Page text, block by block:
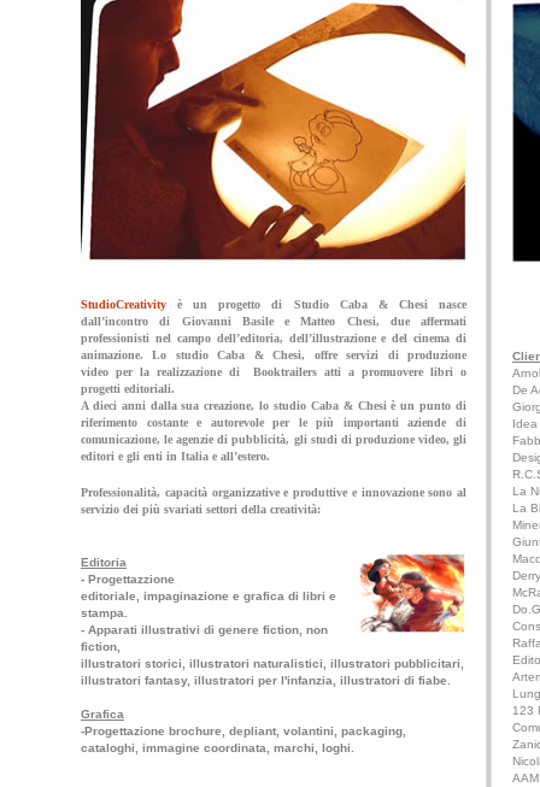
StudioCreativity
è un progetto di Studio Caba & Chesi nasce
dall’incontro di Giovanni Basile e Matteo Chesi, due affermati
professionisti nel campo dell’editoria, dell’illustrazione e del cinema di
animazione. Lo studio Caba & Chesi, offre servizi di produzione
video per la realizzazione di Booktrailers atti a promuovere libri o
progetti editoriali.
A dieci anni dalla sua creazione, lo studio Caba & Chesi è un punto di
riferimento costante e autorevole per le più importanti aziende di
comunicazione, le agenzie di pubblicità, gli studi di produzione video, gli
editori e gli enti in Italia e all’estero.
Professionalità, capacità organizzative e produttive e innovazione sono al
servizio dei più svariati settori della creatività:
Editoria
- Progettazzione
editoriale, impaginazione e grafica di libri e
stampa.
- Apparati illustrativi di genere fiction, non
fiction,
illustratori storici, illustratori naturalistici, illustratori pubblicitari,
illustratori fantasy, illustratori per l'infanzia, illustratori di fiabe.
Grafica
-Progettazione brochure, depliant, volantini, packaging,
cataloghi, immagine coordinata, marchi, loghi.
De
Idea
La
La
123